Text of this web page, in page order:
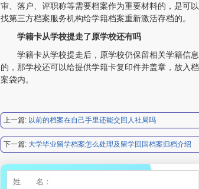
审、落户、评职称等需要档案作为重要材料的，是可以
找第三方档案服务机构给学籍档案重新激活存档的。
学籍卡从学校提走了原学校还有吗
学籍卡从学校提走后，‌原学校仍保留相关学籍信息
的，那学校还可以给提供学籍卡复印件并盖章，放入档
案袋内。
上一篇: 以前的档案在自己手里还能交回人社局吗
下一篇: 大学毕业留学档案怎么处理及留学回国档案归档介绍
王小姐 181****2354 【申请成功】
陈先生 158****3306 【申请成功】
李先生 137****1923